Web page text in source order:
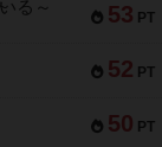
53 PT
る～
52 PT
50 PT